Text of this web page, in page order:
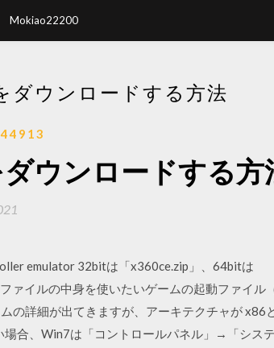
Mokiao22200
ダウンロードする方法
ウンロードする方
emulator 32bitは「x360ce.zip」、64bitは
ァイルの中身を使いたいゲームの起動ファイル
の詳細が出てきますが、アーキテクチャが x86
合、Win7は「コントロールパネル」→「シス